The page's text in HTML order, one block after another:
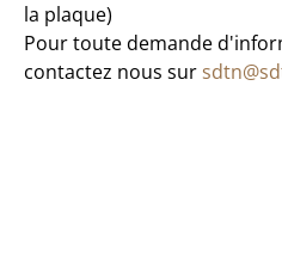
la plaque)
Pour toute demande
contactez nous sur